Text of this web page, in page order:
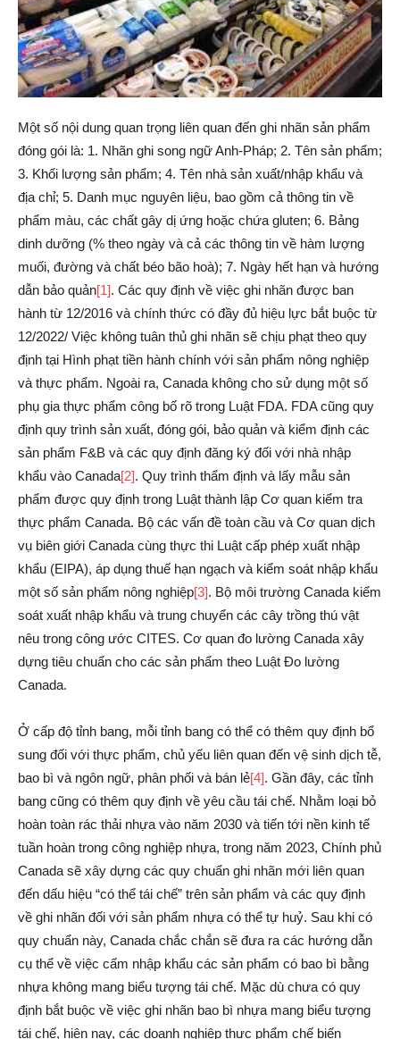
Một số nội dung quan trọng liên quan đến ghi nhãn sản phẩm
đóng gói là: 1. Nhãn ghi song ngữ Anh-Pháp; 2. Tên sản phẩm;
3. Khối lượng sản phẩm; 4. Tên nhà sản xuất/nhập khẩu và
địa chỉ; 5. Danh mục nguyên liệu, bao gồm cả thông tin về
phẩm màu, các chất gây dị ứng hoặc chứa gluten; 6. Bảng
dinh dưỡng (% theo ngày và cả các thông tin về hàm lượng
muối, đường và chất béo bão hoà); 7. Ngày hết hạn và hướng
dẫn bảo quản[1]. Các quy định về việc ghi nhãn được ban
hành từ 12/2016 và chính thức có đầy đủ hiệu lực bắt buộc từ
12/2022/ Việc không tuân thủ ghi nhãn sẽ chịu phạt theo quy
định tại Hình phạt tiền hành chính với sản phẩm nông nghiệp
và thực phẩm. Ngoài ra, Canada không cho sử dụng một số
phụ gia thực phẩm công bố rõ trong Luật FDA. FDA cũng quy
định quy trình sản xuất, đóng gói, bảo quản và kiểm định các
sản phẩm F&B và các quy định đăng ký đối với nhà nhập
khẩu vào Canada[2]. Quy trình thẩm định và lấy mẫu sản
phẩm được quy định trong Luật thành lập Cơ quan kiểm tra
thực phẩm Canada. Bộ các vấn đề toàn cầu và Cơ quan dịch
vụ biên giới Canada cùng thực thi Luật cấp phép xuất nhập
khẩu (EIPA), áp dụng thuế hạn ngạch và kiểm soát nhập khẩu
một số sản phẩm nông nghiệp[3]. Bộ môi trường Canada kiểm
soát xuất nhập khẩu và trung chuyển các cây trồng thú vật
nêu trong công ước CITES. Cơ quan đo lường Canada xây
dựng tiêu chuẩn cho các sản phẩm theo Luật Đo lường
Canada.
Ở cấp độ tỉnh bang, mỗi tỉnh bang có thể có thêm quy định bổ
sung đối với thực phẩm, chủ yếu liên quan đến vệ sinh dịch tễ,
bao bì và ngôn ngữ, phân phối và bán lẻ[4]. Gần đây, các tỉnh
bang cũng có thêm quy định về yêu cầu tái chế. Nhằm loại bỏ
hoàn toàn rác thải nhựa vào năm 2030 và tiến tới nền kinh tế
tuần hoàn trong công nghiệp nhựa, trong năm 2023, Chính phủ
Canada sẽ xây dựng các quy chuẩn ghi nhãn mới liên quan
đến dấu hiệu “có thể tái chế” trên sản phẩm và các quy định
về ghi nhãn đối với sản phẩm nhựa có thể tự huỷ. Sau khi có
quy chuẩn này, Canada chắc chắn sẽ đưa ra các hướng dẫn
cụ thể về việc cấm nhập khẩu các sản phẩm có bao bì bằng
nhựa không mang biểu tượng tái chế. Mặc dù chưa có quy
định bắt buộc về việc ghi nhãn bao bì nhựa mang biểu tượng
tái chế, hiện nay, các doanh nghiệp thực phẩm chế biến